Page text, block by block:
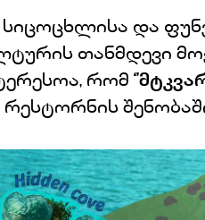
და
თანმდევი
რომ